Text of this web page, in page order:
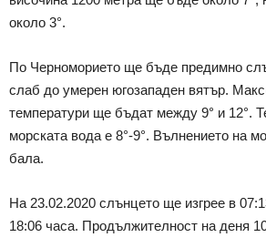
около 3°.
По Черноморието ще бъде предимно
слаб до умерен югозападен вятър.
температури ще бъдат между 9° и 12°.
морската вода е 8°-9°. Вълнението на
бала.
На 23.02.2020 слънцето ще изгрее в
18:06 часа. Продължителност на деня